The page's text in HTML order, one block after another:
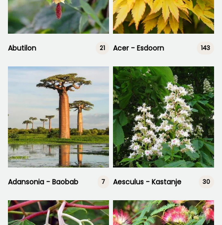
Abutilon 21 Acer - Esdoorn 143
Adansonia - Baobab 7 Aesculus - Kastanje 30